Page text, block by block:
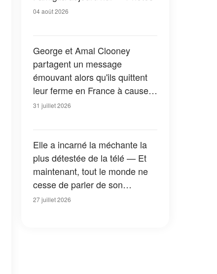
04 août 2026
George et Amal Clooney
partagent un message
émouvant alors qu'ils quittent
leur ferme en France à cause
des feux de forêt — Tous les
31 juillet 2026
Elle a incarné la méchante la
plus détestée de la télé — Et
maintenant, tout le monde ne
cesse de parler de son
apparition dans la nouvelle
27 juillet 2026